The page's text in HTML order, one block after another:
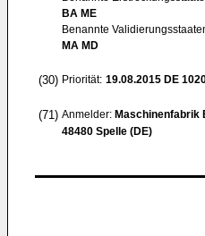
BA ME
Benannte
MA MD
(30) Priorität: 19.08.2015 DE
(71) Anmelder: Maschinenfabrik
48480 Spelle (DE)